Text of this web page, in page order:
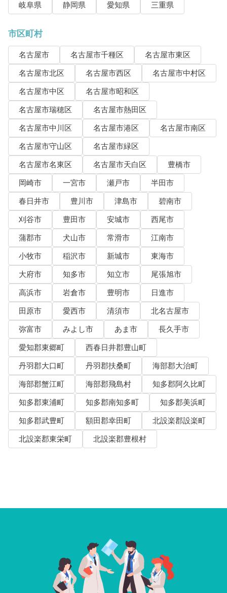
岐阜県 静岡県 愛知県 三重県
市区町村
名古屋市 名古屋市千種区
名古屋市東区
名古屋市北区
名古屋市西区
名古屋市中村区
名古屋市中区
名古屋市昭和区
名古屋市瑞穂区
名古屋市熱田区
名古屋市中川区
名古屋市港区
名古屋市南区
名古屋市守山区
名古屋市緑区
名古屋市名東区
名古屋市天白区
豊橋市
岡崎市
一宮市 瀬戸市
半田市
春日井市
豊川市 津島市
碧南市
刈谷市
豊田市 安城市
西尾市
蒲郡市
犬山市 常滑市
江南市
小牧市
稲沢市 新城市
東海市
大府市
知多市 知立市
尾張旭市
高浜市
岩倉市 豊明市
日進市
田原市
愛西市 清須市
北名古屋市
弥富市
みよし市 あま市
長久手市
愛知郡東郷町
西春日井郡豊山町
丹羽郡大口町
丹羽郡扶桑町
海部郡大治町
海部郡蟹江町
海部郡飛島村
知多郡阿久比町
知多郡東浦町
知多郡南知多町
知多郡美浜町
知多郡武豊町
額田郡幸田町
北設楽郡設楽町
北設楽郡東栄町
北設楽郡豊根村